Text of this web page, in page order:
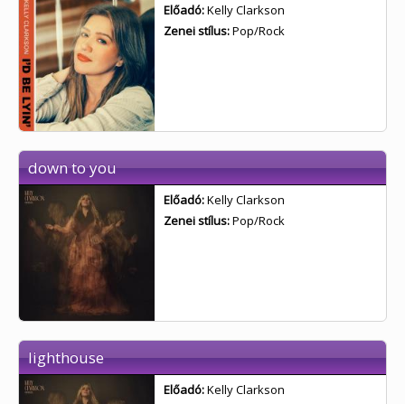
Előadó:Kelly Clarkson
Zenei stílus:Pop/Rock
down to you
Előadó:Kelly Clarkson
Zenei stílus:Pop/Rock
lighthouse
Előadó:Kelly Clarkson